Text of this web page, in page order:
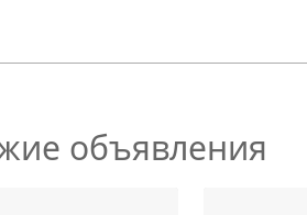
объявления